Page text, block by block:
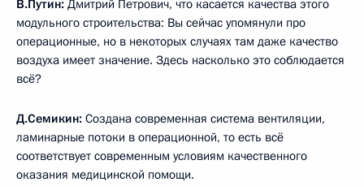
В.Путин: Дмитрий Петрович, что касается качества этого
модульного строительства: Вы сейчас упомянули про
операционные, но в некоторых случаях там даже качество
воздуха имеет значение. Здесь насколько это соблюдается
всё?
Д.Семикин: Создана современная система вентиляции,
ламинарные потоки в операционной, то есть всё
соответствует современным условиям качественного
оказания медицинской помощи.